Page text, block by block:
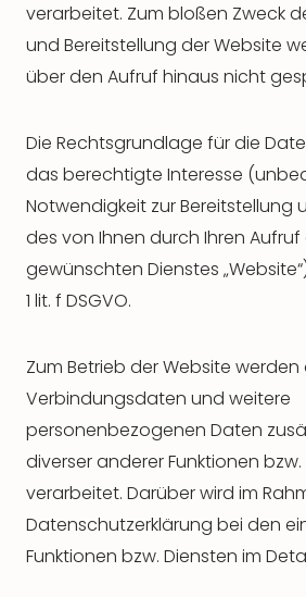
verarbeitet. Zum bloßen Zweck
und Bereitstellung der Website
über den Aufruf hinaus nicht
Die Rechtsgrundlage für die
das berechtigte Interesse
Notwendigkeit zur Bereitstellung
des von Ihnen durch Ihren
gewünschten Dienstes
1 lit. f DSGVO.
Zum Betrieb der Website werden
Verbindungsdaten und weitere
personenbezogenen Daten
diverser anderer Funktionen bzw.
verarbeitet. Darüber wird im
Datenschutzerklärung bei den
Funktionen bzw. Diensten im